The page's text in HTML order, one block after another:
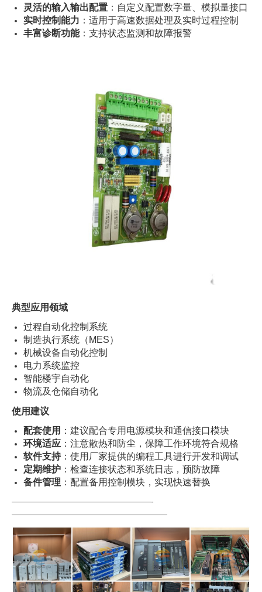
灵活的输入输出配置 ：自定义配置数字量、模拟量接口
实时控制能力 ：适用于高速数据处理及实时过程控制
丰富诊断功能：支持状态监测和故障报警
典型应用领域
过程自动化控制系统
制造执行系统（MES）
机械设备自动化控制
电力系统监控
智能楼宇自动化
物流及仓储自动化
使用建议
配套使用 ：建议配合专用电源模块和通信接口模块
环境适应 ：注意散热和防尘，保障工作环境符合规格
软件支持：使用厂家提供的编程工具进行开发和调试
定期维护 ：检查连接状态和系统日志，预防故障
备件管理 ：配置备用控制模块，实现快速替换
—————————————————-
———————————————————